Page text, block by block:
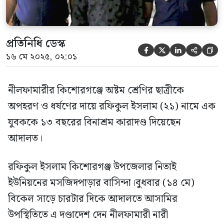
প্রতিনিধি ডেস্ক
১৬ মে ২০২৫, ০২:০১     
নীলফামারীর কিশোরগঞ্জে অষ্টম শ্রেণির ছাত্রীকে
অপহরণ ও ধর্ষণের দায়ে রফিকুল ইসলাম (২১) নামে এক
যুবককে ১৩ বছরের বিনাশ্রম কারাদণ্ড দিয়েছেন
আদালত।
রফিকুল ইসলাম কিশোরগঞ্জ উপজেলার নিতাই
ইউনিয়নের মসজিদপাড়ার বাসিন্দা।বুধবার (১৪ মে)
বিকেল সাড়ে চারটার দিকে আদালতে আসামির
উপস্থিতিতে এ দণ্ডাদেশ দেন নীলফামারী নারী